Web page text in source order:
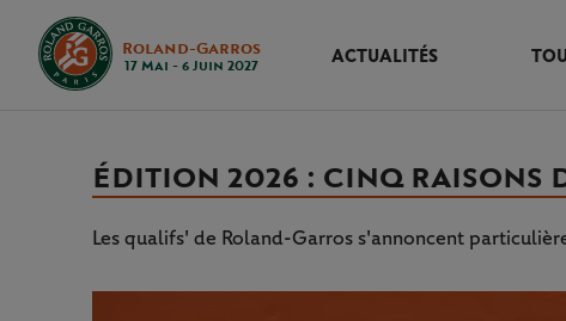
Roland-Garros
17 Mai - 6 Juin 2027
ACTUALITÉS
ÉDITION 2026 : CINQ RAISONS
Les qualifs' de Roland-Garros s'annoncent